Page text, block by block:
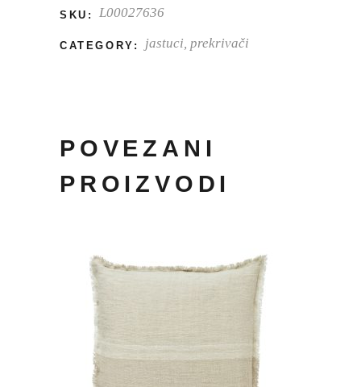
SKU: L00027636
CATEGORY: jastuci, prekrivači
POVEZANI
PROIZVODI